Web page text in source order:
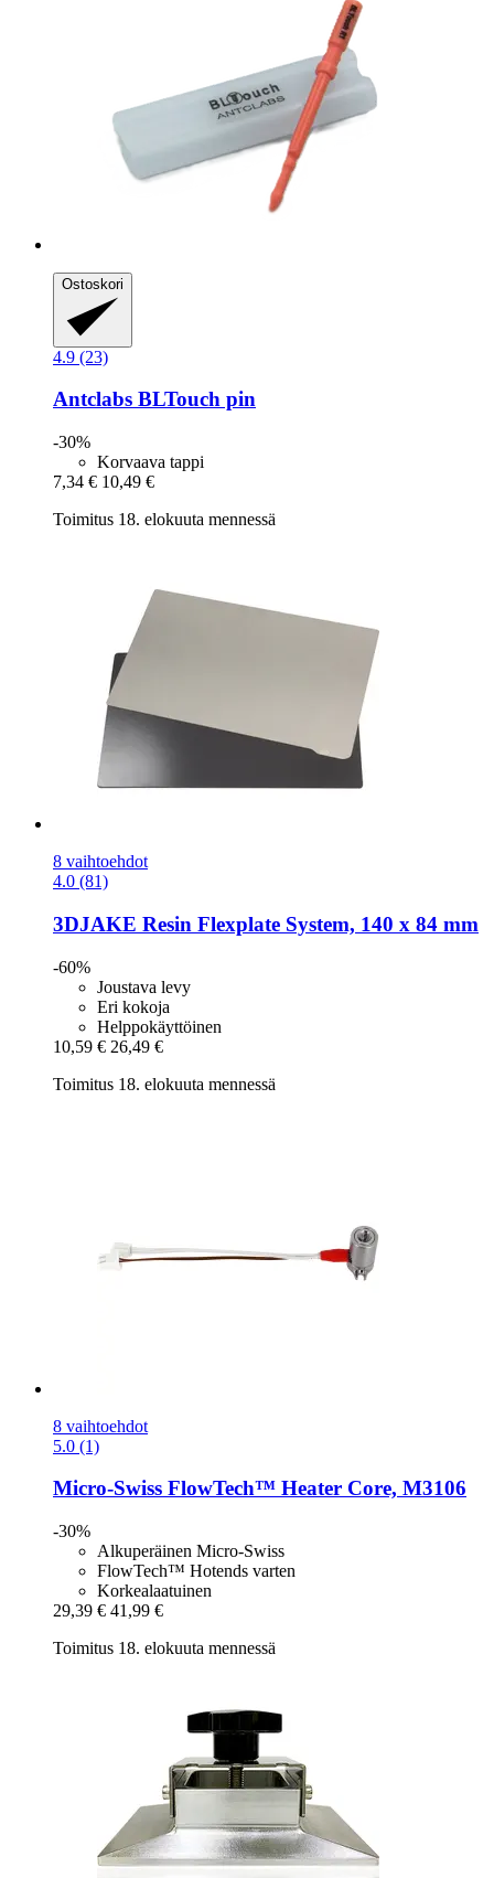
Ostoskori
4.9 (23)
Antclabs BLTouch pin
-30%
Korvaava tappi
7,34 € 10,49 €
Toimitus 18. elokuuta mennessä
8 vaihtoehdot
4.0 (81)
3DJAKE Resin Flexplate System, 140 x 84 mm
-60%
Joustava levy
Eri kokoja
Helppokäyttöinen
10,59 € 26,49 €
Toimitus 18. elokuuta mennessä
8 vaihtoehdot
5.0 (1)
Micro-Swiss FlowTech™ Heater Core, M3106
-30%
Alkuperäinen Micro-Swiss
FlowTech™ Hotends varten
Korkealaatuinen
29,39 € 41,99 €
Toimitus 18. elokuuta mennessä